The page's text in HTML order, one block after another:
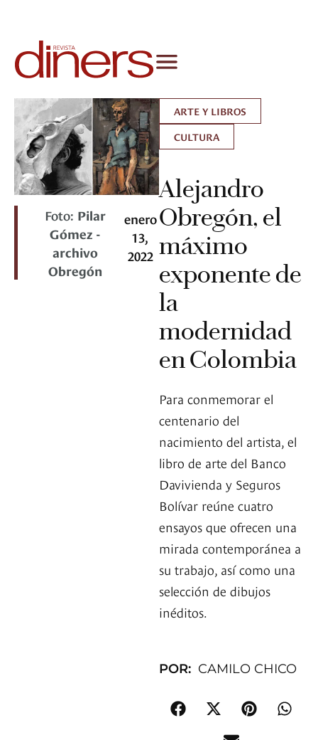
Foto: Pilar
Gómez -
archivo
Obregón
enero
13,
2022
ARTE Y LIBROS
CULTURA
Alejandro
Obregón, el
máximo
exponente de
la
modernidad
en Colombia
Para conmemorar el
centenario del
nacimiento del artista, el
libro de arte del Banco
Davivienda y Seguros
Bolívar reúne cuatro
ensayos que ofrecen una
mirada contemporánea a
su trabajo, así como una
selección de dibujos
inéditos.
POR: CAMILO CHICO